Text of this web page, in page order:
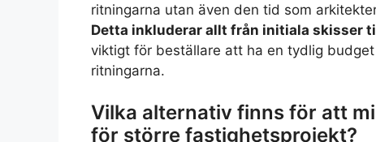
ritningarna utan även den tid som
Detta inkluderar allt från initiala skisser
viktigt för beställare att ha en tydlig
ritningarna.
Vilka alternativ finns för att
för större fastighetsprojekt?